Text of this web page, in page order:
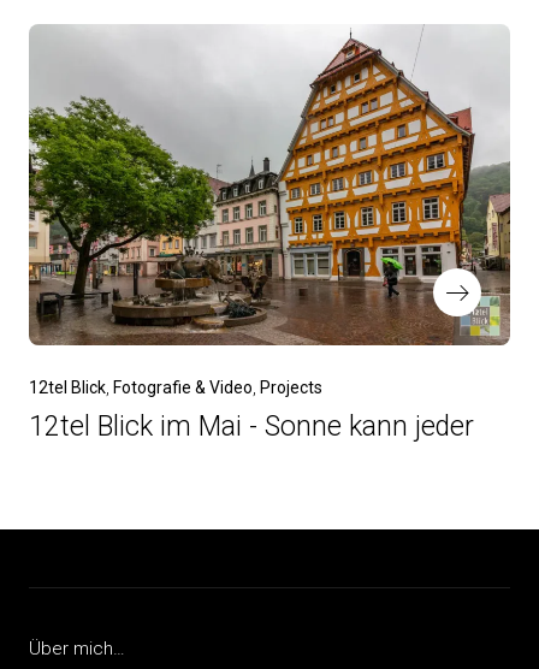
12tel Blick Fotografie & Video Projects
12tel Blick im Mai - Sonne kann jeder
Über mich…